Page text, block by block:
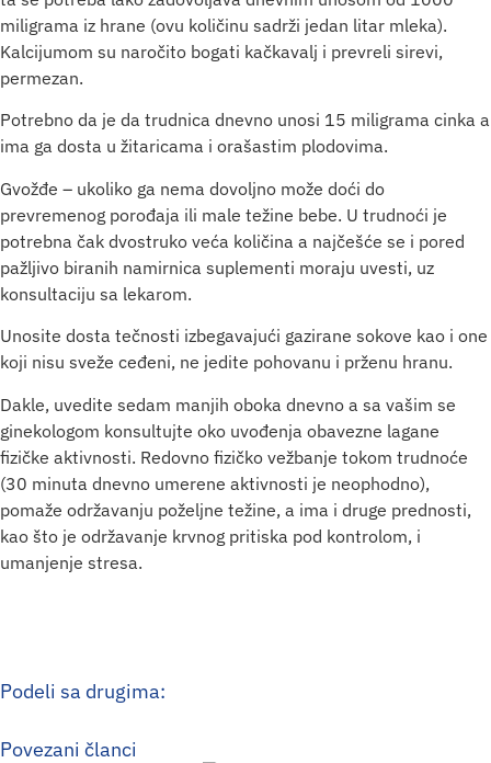
miligrama iz hrane (ovu količinu sadrži jedan litar mleka).
Kalcijumom su naročito bogati kačkavalj i prevreli sirevi,
permezan.
Potrebno da je da trudnica dnevno unosi 15 miligrama cinka a
ima ga dosta u žitaricama i orašastim plodovima.
Gvožđe – ukoliko ga nema dovoljno može doći do
prevremenog porođaja ili male težine bebe. U trudnoći je
potrebna čak dvostruko veća količina a najčešće se i pored
pažljivo biranih namirnica suplementi moraju uvesti, uz
konsultaciju sa lekarom.
Unosite dosta tečnosti izbegavajući gazirane sokove kao i one
koji nisu sveže ceđeni, ne jedite pohovanu i prženu hranu.
Dakle, uvedite sedam manjih oboka dnevno a sa vašim se
ginekologom konsultujte oko uvođenja obavezne lagane
fizičke aktivnosti. Redovno fizičko vežbanje tokom trudnoće
(30 minuta dnevno umerene aktivnosti je neophodno),
pomaže održavanju poželjne težine, a ima i druge prednosti,
kao što je održavanje krvnog pritiska pod kontrolom, i
umanjenje stresa.
Podeli sa drugima:
Povezani članci